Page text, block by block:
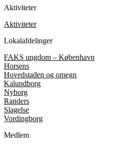
Aktiviteter
Aktiviteter
Lokalafdelinger
FAKS ungdom – København
Horsens
Hovedstaden og omegn
Kalundborg
Nyborg
Randers
Slagelse
Vordingborg
Medlem